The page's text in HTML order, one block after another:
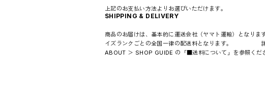
上記のお支払い方法よりお選びいただけます。
SHIPPING & DELIVERY
商品のお届けは、基本的に運送会社（ヤマト運輸）となりま
イズランクごとの全国一律の配送料となります。
ABOUT ＞ SHOP GUIDE の「■送料について」を参照くだ